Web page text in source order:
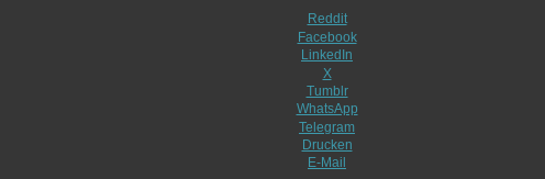
Reddit
Facebook
LinkedIn
X
Tumblr
WhatsApp
Telegram
Drucken
E-Mail